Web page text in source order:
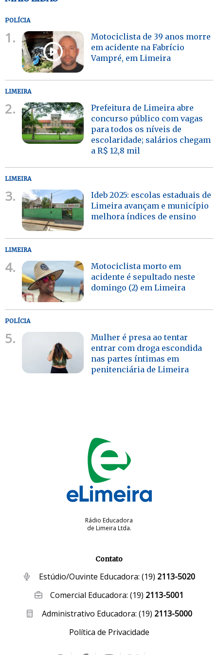
POLÍCIA
1.
Motociclista de 39 anos morre
em acidente na Fabrício
Vampré, em Limeira
LIMEIRA
2.
Prefeitura de Limeira abre
concurso público com vagas
para todos os níveis de
escolaridade; salários chegam
a R$ 12,8 mil
LIMEIRA
3.
Ideb 2025: escolas estaduais de
Limeira avançam e município
melhora índices de ensino
LIMEIRA
4.
Motociclista morto em
acidente é sepultado neste
domingo (2) em Limeira
POLÍCIA
5.
Mulher é presa ao tentar
entrar com droga escondida
nas partes íntimas em
penitenciária de Limeira
Rádio Educadora
de Limeira Ltda.
Contato
Estúdio/Ouvinte Educadora: (19) 2113-5020
Comercial Educadora:(19) 2113-5001
Administrativo Educadora: (19) 2113-5000
Política de Privacidade